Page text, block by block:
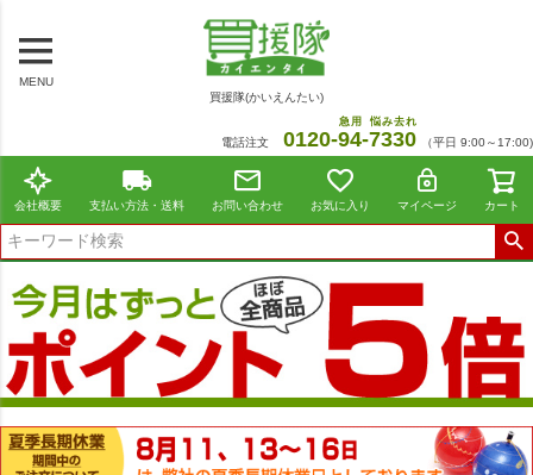
MENU
買援隊(かいえんたい)
電話注文 0120-94
急用
-7330
悩み去れ
（平日 9:00～17:00)
会社概要 支払い方法・送料 お問い合わせ お気に入り マイページ カート